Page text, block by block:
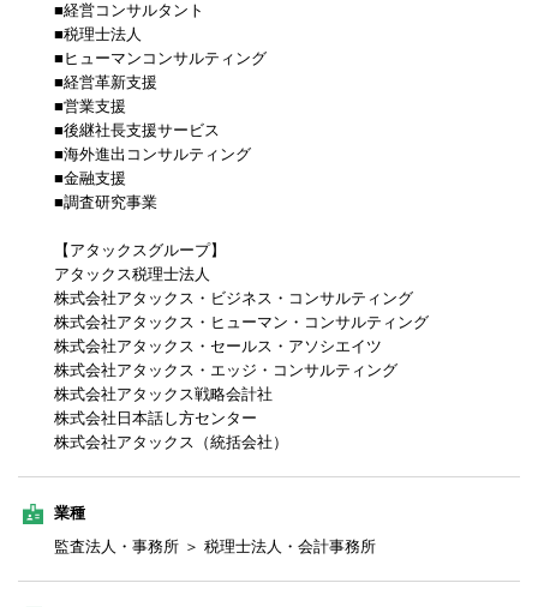
■経営コンサルタント
■税理士法人
■ヒューマンコンサルティング
■経営革新支援
■営業支援
■後継社長支援サービス
■海外進出コンサルティング
■金融支援
■調査研究事業
【アタックスグループ】
アタックス税理士法人
株式会社アタックス・ビジネス・コンサルティング
株式会社アタックス・ヒューマン・コンサルティング
株式会社アタックス・セールス・アソシエイツ
株式会社アタックス・エッジ・コンサルティング
株式会社アタックス戦略会計社
株式会社日本話し方センター
株式会社アタックス（統括会社）
業種
監査法人・事務所 ＞ 税理士法人・会計事務所